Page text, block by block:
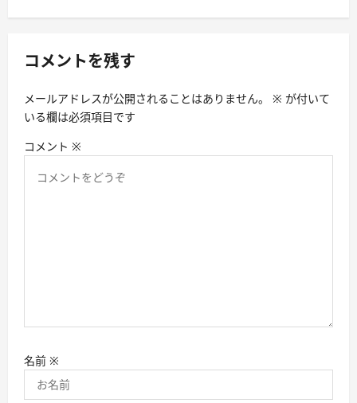
シ
ン
コメントを残す
メールアドレスが公開されることはありません。 ※ が付いて
いる欄は必須項目です
コメント ※
名前 ※